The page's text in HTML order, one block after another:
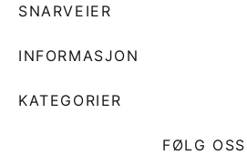
SNARVEIER
INFORMASJON
KATEGORIER
FØLG OSS